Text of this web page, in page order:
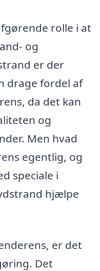
rolle i at
og
er der
drage fordel af
da det kan
og
Men hvad
egentlig, og
speciale i
hjælpe
er det
Det